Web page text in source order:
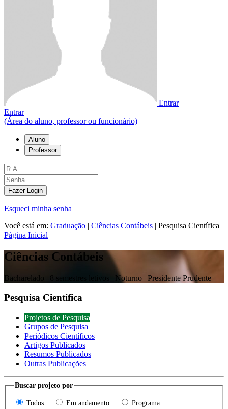
Entrar
Entrar
(Área do aluno, professor ou funcionário)
Aluno
Professor
Fazer Login
Esqueci minha senha
Você está em: Graduação | Ciências Contábeis | Pesquisa Científica
Página Inicial
Ciências Contábeis
Bacharelado | 8 semestres letivos | Noturno | Presidente Prudente
Pesquisa Científica
Projetos de Pesquisa
Grupos de Pesquisa
Periódicos Científicos
Artigos Publicados
Resumos Publicados
Outras Publicações
Buscar projeto por
Todos Em andamento
Programa